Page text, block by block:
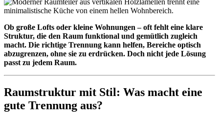
Ob große Lofts oder kleine Wohnungen – oft fehlt eine klare
Struktur, die den Raum funktional und gemütlich zugleich
macht. Die richtige Trennung kann helfen, Bereiche optisch
abzugrenzen, ohne sie zu erdrücken. Doch nicht jede Lösung
passt zu jedem Raum.
Raumstruktur mit Stil: Was macht eine
gute Trennung aus?